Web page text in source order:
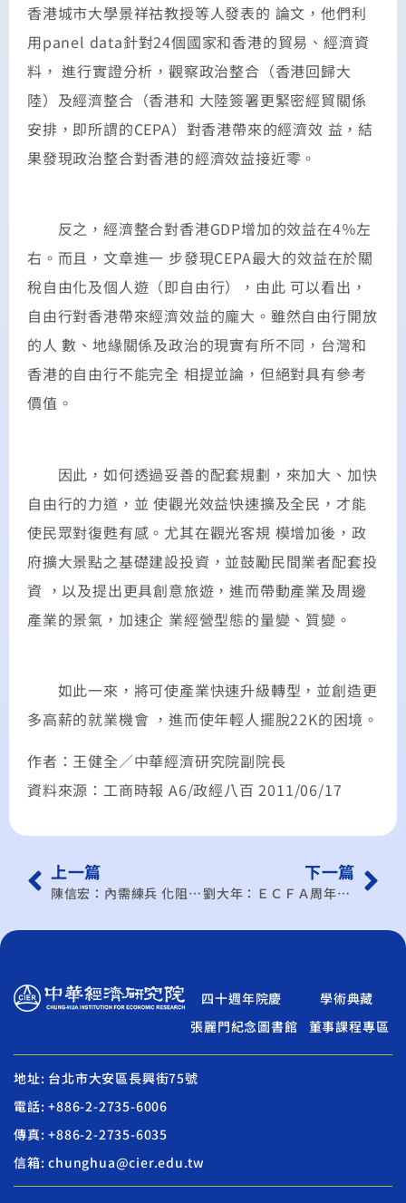
香港城市大學景祥祜教授等人發表的 論文，他們利
用panel data針對24個國家和香港的貿易、經濟資
料， 進行實證分析，觀察政治整合（香港回歸大
陸）及經濟整合（香港和 大陸簽署更緊密經貿關係
安排，即所謂的CEPA）對香港帶來的經濟效 益，結
果發現政治整合對香港的經濟效益接近零。
反之，經濟整合對香港GDP增加的效益在4％左
右。而且，文章進一 步發現CEPA最大的效益在於關
稅自由化及個人遊（即自由行），由此 可以看出，
自由行對香港帶來經濟效益的龐大。雖然自由行開放
的人 數、地緣關係及政治的現實有所不同，台灣和
香港的自由行不能完全 相提並論，但絕對具有參考
價值。
因此，如何透過妥善的配套規劃，來加大、加快
自由行的力道，並 使觀光效益快速擴及全民，才能
使民眾對復甦有感。尤其在觀光客規 模增加後，政
府擴大景點之基礎建設投資，並鼓勵民間業者配套投
資 ，以及提出更具創意旅遊，進而帶動產業及周邊
產業的景氣，加速企 業經營型態的量變、質變。
如此一來，將可使產業快速升級轉型，並創造更
多高薪的就業機會 ，進而使年輕人擺脫22K的困境。
作者：王健全／中華經濟研究院副院長
資料來源：工商時報 A6/政經八百 2011/06/17
上一篇
陳信宏：內需練兵 化阻力為助力
下一篇
劉大年：ＥＣＦＡ周年早收已獲利 談判宜加速
四十週年院慶
學術典藏
張麗門紀念圖書館
董事課程專區
地址: 台北市大安區長興街75號
電話: +886-2-2735-6006
傳真: +886-2-2735-6035
信箱: chunghua@cier.edu.tw